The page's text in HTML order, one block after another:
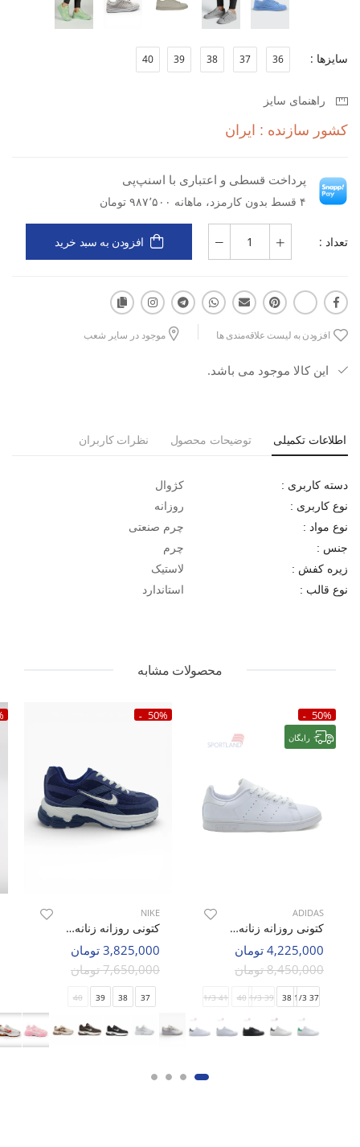
سایزها : 36
37
38
39
40
راهنمای سایز
کشور سازنده : ایران
پرداخت قسطی و اعتباری با اسنپ‌پی
۴ قسط بدون کارمزد، ماهانه ۹۸۷٬۵۰۰ تومان
تعداد : افزودن به سبد خرید
افزودن به لیست علاقه‌مندی ها موجود در سایر شعب
این کالا موجود می باشد.
اطلاعات تکمیلی توضیحات محصول نظرات کاربران
دسته کاربری : کژوال
نوع کاربری : روزانه
نوع مواد : چرم صنعتی
جنس : چرم
زیره کفش : لاستیک
نوع قالب : استاندارد
محصولات مشابه
50%
رایگان
ADIDAS
کتونی روزانه زنانه آدیداس Adidas Stan Smith Recon W
4,225,000 تومان
8,450,000 تومان
37 1/3
38
39 1/3
40
41 1/3
50%
NIKE
کتونی روزانه زنانه نایک Nike V2K Urban W
3,825,000 تومان
7,650,000 تومان
37
38
39
40